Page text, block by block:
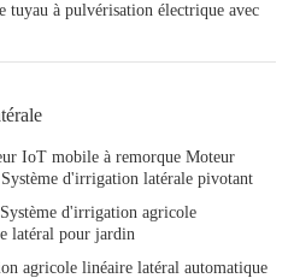
tuyau à pulvérisation électrique avec
IoT mobile à remorque Moteur
d'irrigation latérale pivotant
d'irrigation agricole
latéral pour jardin
agricole linéaire latéral automatique